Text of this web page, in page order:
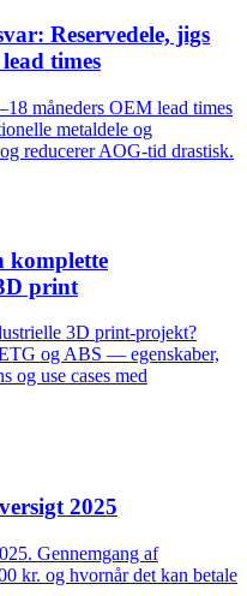
Reservedele, jigs
times
måneders OEM lead times
metaldele og
reducerer AOG-tid drastisk.
komplette
print
3D print-projekt?
og ABS — egenskaber,
og use cases med
2025
Gennemgang af
kr. og hvornår det kan betale